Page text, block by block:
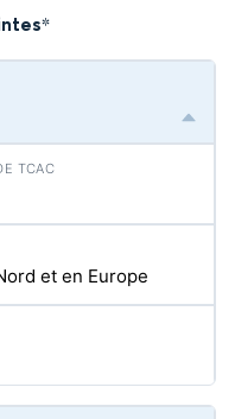
*
et en Europe